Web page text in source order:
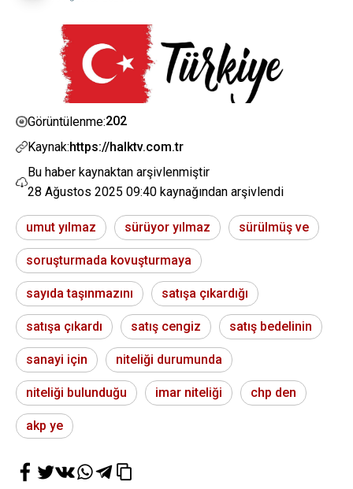
Görüntülenme:202
Kaynak:https://halktv.com.tr
Bu haber kaynaktan arşivlenmiştir
28 Ağustos 2025 09:40 kaynağından arşivlendi
umut yılmaz sürüyor yılmaz sürülmüş ve
soruşturmada kovuşturmaya
sayıda taşınmazını satışa çıkardığı
satışa çıkardı satış cengiz satış bedelinin
sanayi için niteliği durumunda
niteliği bulunduğu imar niteliği chp den
akp ye